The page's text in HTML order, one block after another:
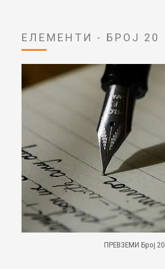
ЕЛЕМЕНТИ - БРОЈ 20
ПРЕВЗЕМИ Број 20